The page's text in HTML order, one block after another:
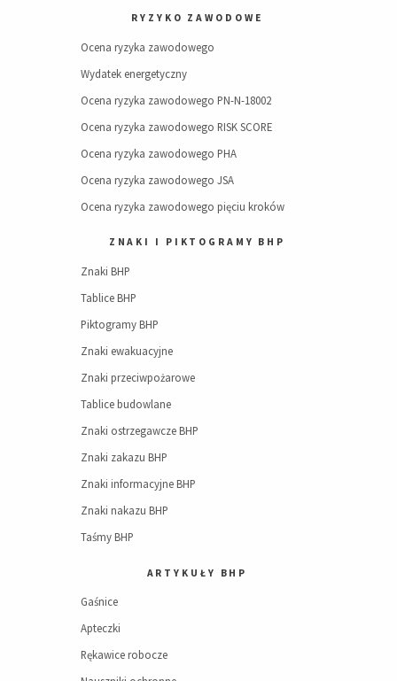
RYZYKO ZAWODOWE
Ocena ryzyka zawodowego
Wydatek energetyczny
Ocena ryzyka zawodowego PN-N-18002
Ocena ryzyka zawodowego RISK SCORE
Ocena ryzyka zawodowego PHA
Ocena ryzyka zawodowego JSA
Ocena ryzyka zawodowego pięciu kroków
ZNAKI I PIKTOGRAMY BHP
Znaki BHP
Tablice BHP
Piktogramy BHP
Znaki ewakuacyjne
Znaki przeciwpożarowe
Tablice budowlane
Znaki ostrzegawcze BHP
Znaki zakazu BHP
Znaki informacyjne BHP
Znaki nakazu BHP
Taśmy BHP
ARTYKUŁY BHP
Gaśnice
Apteczki
Rękawice robocze